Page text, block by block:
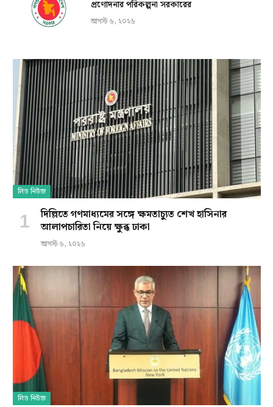
প্রণোদনার পরিকল্পনা সরকারের
আগস্ট ৬, ২০২৬
লিড নিউজ
দিল্লিতে গণমাধ্যমের সঙ্গে ক্ষমতাচ্যুত শেখ হাসিনার
আলাপচারিতা নিয়ে ক্ষুব্ধ ঢাকা
আগস্ট ৬, ২০২৬
লিড নিউজ